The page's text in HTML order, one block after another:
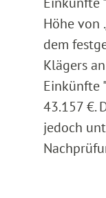
Höhe von
dem
Klägers
Einkünfte
43.157 €.
jedoch